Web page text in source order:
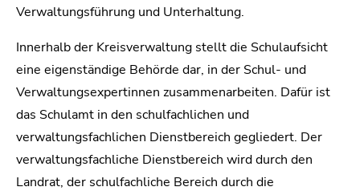
Verwaltungsführung und Unterhaltung.
Innerhalb der Kreisverwaltung stellt die Schulaufsicht
eine eigenständige Behörde dar, in der Schul- und
Verwaltungsexpertinnen zusammenarbeiten. Dafür ist
das Schulamt in den schulfachlichen und
verwaltungsfachlichen Dienstbereich gegliedert. Der
verwaltungsfachliche Dienstbereich wird durch den
Landrat, der schulfachliche Bereich durch die